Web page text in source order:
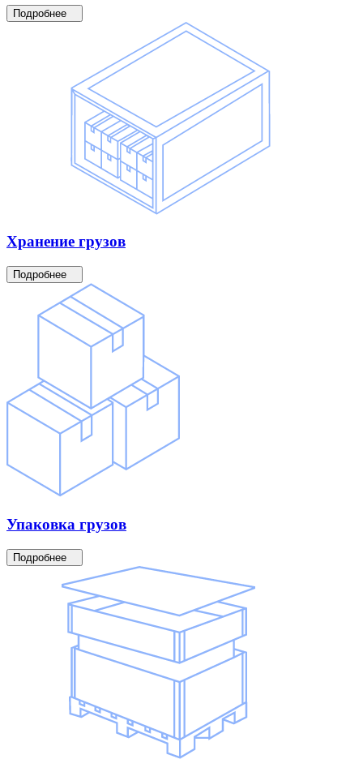
Подробнее
Хранение грузов
Подробнее
Упаковка грузов
Подробнее